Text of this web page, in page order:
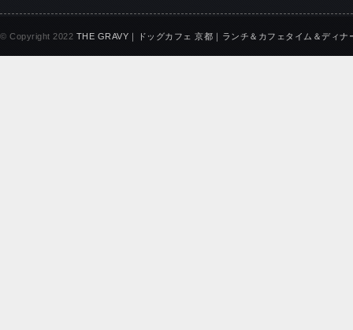
© Copyright 2022 THE GRAVY｜ドッグカフェ 京都｜ランチ＆カフェタイム＆ディナ